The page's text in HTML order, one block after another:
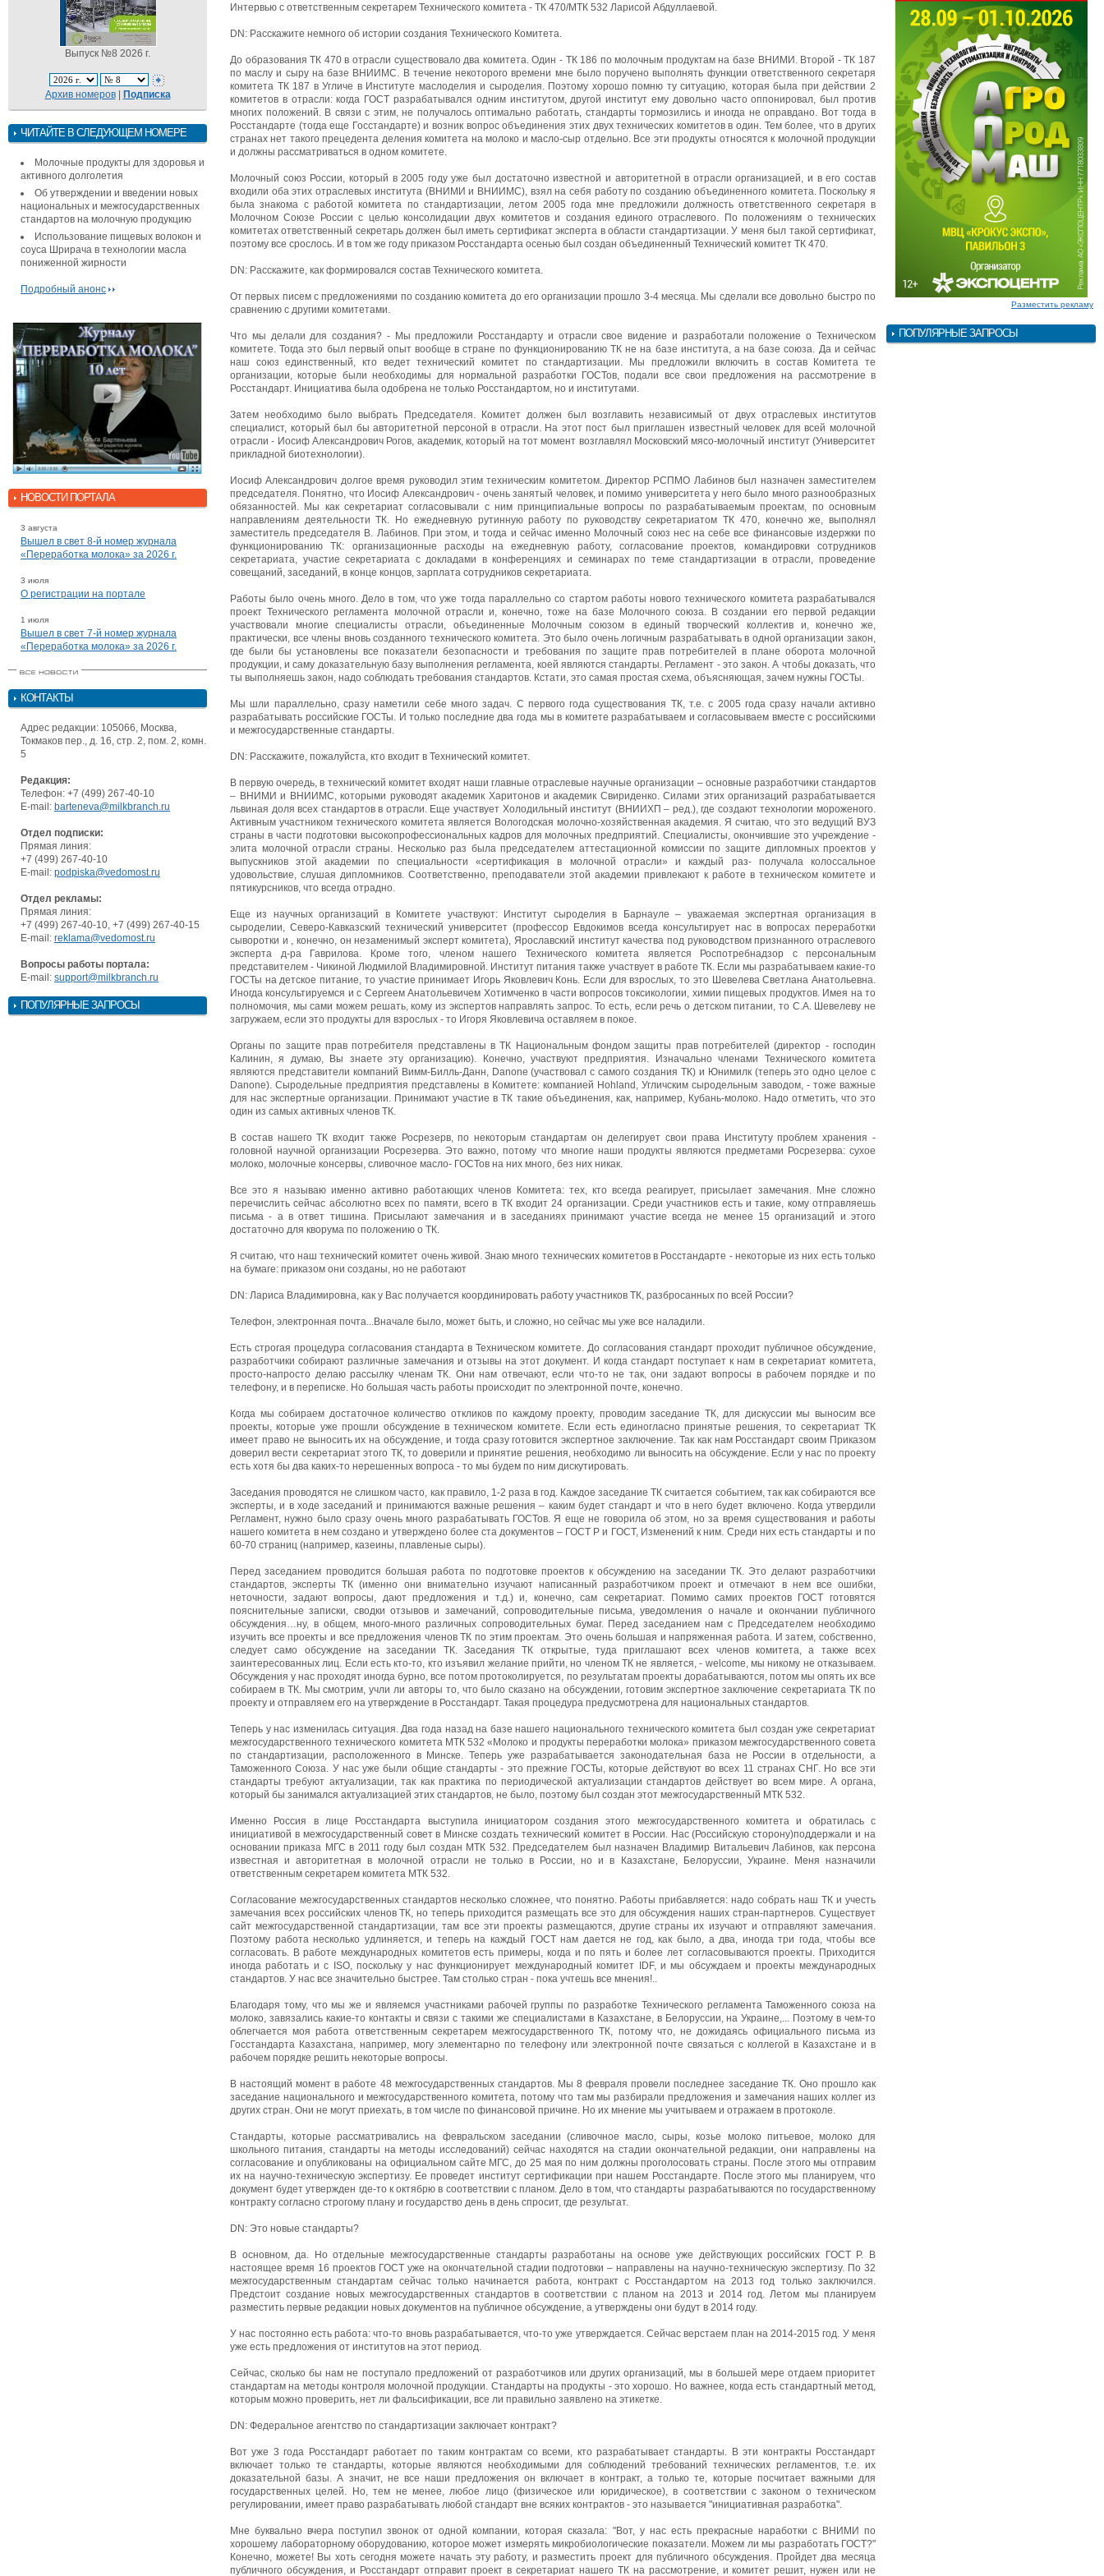
Выпуск №8 2026 г.
Архив номеров| Подписка
ЧИТАЙТЕ В СЛЕДУЮЩЕМ НОМЕРЕ
Молочные продукты для здоровья и
активного долголетия
Об утверждении и введении новых
национальных и межгосударственных
стандартов на молочную продукцию
Использование пищевых волокон и
соуса Шрирача в технологии масла
пониженной жирности
Подробный анонс
НОВОСТИ ПОРТАЛА
3 августа
Вышел в свет 8-й номер журнала
«Переработка молока» за 2026 г.
3 июля
О регистрации на портале
1 июля
Вышел в свет 7-й номер журнала
«Переработка молока» за 2026 г.
КОНТАКТЫ
Адрес редакции: 105066, Москва,
Токмаков пер., д. 16, стр. 2, пом. 2, комн.
5
Редакция:
Телефон: +7 (499) 267-40-10
E-mail: barteneva@milkbranch.ru
Отдел подписки:
Прямая линия:
+7 (499) 267-40-10
E-mail: podpiska@vedomost.ru
Отдел рекламы:
Прямая линия:
+7 (499) 267-40-10, +7 (499) 267-40-15
E-mail: reklama@vedomost.ru
Вопросы работы портала:
E-mail: support@milkbranch.ru
ПОПУЛЯРНЫЕ ЗАПРОСЫ
Интервью с ответственным секретарем Технического комитета - ТК 470/МТК 532 Ларисой Абдуллаевой.
DN: Расскажите немного об истории создания Технического Комитета.
До образования ТК 470 в отрасли существовало два комитета. Один - ТК 186 по молочным продуктам на базе ВНИМИ. Второй - ТК 187
по маслу и сыру на базе ВНИИМС. В течение некоторого времени мне было поручено выполнять функции ответственного секретаря
комитета ТК 187 в Угличе в Институте маслоделия и сыроделия. Поэтому хорошо помню ту ситуацию, которая была при действии 2
комитетов в отрасли: когда ГОСТ разрабатывался одним институтом, другой институт ему довольно часто оппонировал, был против
многих положений. В связи с этим, не получалось оптимально работать, стандарты тормозились и иногда не оправдано. Вот тогда в
Росстандарте (тогда еще Госстандарте) и возник вопрос объединения этих двух технических комитетов в один. Тем более, что в других
странах нет такого прецедента деления комитета на молоко и масло-сыр отдельно. Все эти продукты относятся к молочной продукции
и должны рассматриваться в одном комитете.
Молочный союз России, который в 2005 году уже был достаточно известной и авторитетной в отрасли организацией, и в его состав
входили оба этих отраслевых института (ВНИМИ и ВНИИМС), взял на себя работу по созданию объединенного комитета. Поскольку я
была знакома с работой комитета по стандартизации, летом 2005 года мне предложили должность ответственного секретаря в
Молочном Союзе России с целью консолидации двух комитетов и создания единого отраслевого. По положениям о технических
комитетах ответственный секретарь должен был иметь сертификат эксперта в области стандартизации. У меня был такой сертификат,
поэтому все срослось. И в том же году приказом Росстандарта осенью был создан объединенный Технический комитет ТК 470.
DN: Расскажите, как формировался состав Технического комитета.
От первых писем с предложениями по созданию комитета до его организации прошло 3-4 месяца. Мы сделали все довольно быстро по
сравнению с другими комитетами.
Что мы делали для создания? - Мы предложили Росстандарту и отрасли свое видение и разработали положение о Техническом
комитете. Тогда это был первый опыт вообще в стране по функционированию ТК не на базе института, а на базе союза. Да и сейчас
наш союз единственный, кто ведет технический комитет по стандартизации. Мы предложили включить в состав Комитета те
организации, которые были необходимы для нормальной разработки ГОСТов, подали все свои предложения на рассмотрение в
Росстандарт. Инициатива была одобрена не только Росстандартом, но и институтами.
Затем необходимо было выбрать Председателя. Комитет должен был возглавить независимый от двух отраслевых институтов
специалист, который был бы авторитетной персоной в отрасли. На этот пост был приглашен известный человек для всей молочной
отрасли - Иосиф Александрович Рогов, академик, который на тот момент возглавлял Московский мясо-молочный институт (Университет
прикладной биотехнологии).
Иосиф Александрович долгое время руководил этим техническим комитетом. Директор РСПМО Лабинов был назначен заместителем
председателя. Понятно, что Иосиф Александрович - очень занятый человек, и помимо университета у него было много разнообразных
обязанностей. Мы как секретариат согласовывали с ним принципиальные вопросы по разрабатываемым проектам, по основным
направлениям деятельности ТК. Но ежедневную рутинную работу по руководству секретариатом ТК 470, конечно же, выполнял
заместитель председателя В. Лабинов. При этом, и тогда и сейчас именно Молочный союз нес на себе все финансовые издержки по
функционированию ТК: организационные расходы на ежедневную работу, согласование проектов, командировки сотрудников
секретариата, участие секретариата с докладами в конференциях и семинарах по теме стандартизации в отрасли, проведение
совещаний, заседаний, в конце концов, зарплата сотрудников секретариата.
Работы было очень много. Дело в том, что уже тогда параллельно со стартом работы нового технического комитета разрабатывался
проект Технического регламента молочной отрасли и, конечно, тоже на базе Молочного союза. В создании его первой редакции
участвовали многие специалисты отрасли, объединенные Молочным союзом в единый творческий коллектив и, конечно же,
практически, все члены вновь созданного технического комитета. Это было очень логичным разрабатывать в одной организации закон,
где были бы установлены все показатели безопасности и требования по защите прав потребителей в плане оборота молочной
продукции, и саму доказательную базу выполнения регламента, коей являются стандарты. Регламент - это закон. А чтобы доказать, что
ты выполняешь закон, надо соблюдать требования стандартов. Кстати, это самая простая схема, объясняющая, зачем нужны ГОСТы.
Мы шли параллельно, сразу наметили себе много задач. С первого года существования ТК, т.е. с 2005 года сразу начали активно
разрабатывать российские ГОСТы. И только последние два года мы в комитете разрабатываем и согласовываем вместе с российскими
и межгосударственные стандарты.
DN: Расскажите, пожалуйста, кто входит в Технический комитет.
В первую очередь, в технический комитет входят наши главные отраслевые научные организации – основные разработчики стандартов
– ВНИМИ и ВНИИМС, которыми руководят академик Харитонов и академик Свириденко. Силами этих организаций разрабатывается
львиная доля всех стандартов в отрасли. Еще участвует Холодильный институт (ВНИИХП – ред.), где создают технологии мороженого.
Активным участником технического комитета является Вологодская молочно-хозяйственная академия. Я считаю, что это ведущий ВУЗ
страны в части подготовки высокопрофессиональных кадров для молочных предприятий. Специалисты, окончившие это учреждение -
элита молочной отрасли страны. Несколько раз была председателем аттестационной комиссии по защите дипломных проектов у
выпускников этой академии по специальности «сертификация в молочной отрасли» и каждый раз- получала колоссальное
удовольствие, слушая дипломников. Соответственно, преподаватели этой академии привлекают к работе в техническом комитете и
пятикурсников, что всегда отрадно.
Еще из научных организаций в Комитете участвуют: Институт сыроделия в Барнауле – уважаемая экспертная организация в
сыроделии, Северо-Кавказский технический университет (профессор Евдокимов всегда консультирует нас в вопросах переработки
сыворотки и , конечно, он незаменимый эксперт комитета), Ярославский институт качества под руководством признанного отраслевого
эксперта д-ра Гаврилова. Кроме того, членом нашего Технического комитета является Роспотребнадзор с персональным
представителем - Чикиной Людмилой Владимировной. Институт питания также участвует в работе ТК. Если мы разрабатываем какие-то
ГОСТы на детское питание, то участие принимает Игорь Яковлевич Конь. Если для взрослых, то это Шевелева Светлана Анатольевна.
Иногда консультируемся и с Сергеем Анатольевичем Хотимченко в части вопросов токсикологии, химии пищевых продуктов. Имея на то
полномочия, мы сами можем решать, кому из экспертов направлять запрос. То есть, если речь о детском питании, то С.А. Шевелеву не
загружаем, если это продукты для взрослых - то Игоря Яковлевича оставляем в покое.
Органы по защите прав потребителя представлены в ТК Национальным фондом защиты прав потребителей (директор - господин
Калинин, я думаю, Вы знаете эту организацию). Конечно, участвуют предприятия. Изначально членами Технического комитета
являются представители компаний Вимм-Билль-Данн, Danone (участвовал с самого создания ТК) и Юнимилк (теперь это одно целое с
Danone). Сыродельные предприятия представлены в Комитете: компанией Hohland, Угличским сыродельным заводом, - тоже важные
для нас экспертные организации. Принимают участие в ТК такие объединения, как, например, Кубань-молоко. Надо отметить, что это
один из самых активных членов ТК.
В состав нашего ТК входит также Росрезерв, по некоторым стандартам он делегирует свои права Институту проблем хранения -
головной научной организации Росрезерва. Это важно, потому что многие наши продукты являются предметами Росрезерва: сухое
молоко, молочные консервы, сливочное масло- ГОСТов на них много, без них никак.
Все это я называю именно активно работающих членов Комитета: тех, кто всегда реагирует, присылает замечания. Мне сложно
перечислить сейчас абсолютно всех по памяти, всего в ТК входит 24 организации. Среди участников есть и такие, кому отправляешь
письма - а в ответ тишина. Присылают замечания и в заседаниях принимают участие всегда не менее 15 организаций и этого
достаточно для кворума по положению о ТК.
Я считаю, что наш технический комитет очень живой. Знаю много технических комитетов в Росстандарте - некоторые из них есть только
на бумаге: приказом они созданы, но не работают
DN: Лариса Владимировна, как у Вас получается координировать работу участников ТК, разбросанных по всей России?
Телефон, электронная почта...Вначале было, может быть, и сложно, но сейчас мы уже все наладили.
Есть строгая процедура согласования стандарта в Техническом комитете. До согласования стандарт проходит публичное обсуждение,
разработчики собирают различные замечания и отзывы на этот документ. И когда стандарт поступает к нам в секретариат комитета,
просто-напросто делаю рассылку членам ТК. Они нам отвечают, если что-то не так, они задают вопросы в рабочем порядке и по
телефону, и в переписке. Но большая часть работы происходит по электронной почте, конечно.
Когда мы собираем достаточное количество откликов по каждому проекту, проводим заседание ТК, для дискуссии мы выносим все
проекты, которые уже прошли обсуждение в техническом комитете. Если есть единогласно принятые решения, то секретариат ТК
имеет право не выносить их на обсуждение, и тогда сразу готовится экспертное заключение. Так как нам Росстандарт своим Приказом
доверил вести секретариат этого ТК, то доверили и принятие решения, необходимо ли выносить на обсуждение. Если у нас по проекту
есть хотя бы два каких-то нерешенных вопроса - то мы будем по ним дискутировать.
Заседания проводятся не слишком часто, как правило, 1-2 раза в год. Каждое заседание ТК считается событием, так как собираются все
эксперты, и в ходе заседаний и принимаются важные решения – каким будет стандарт и что в него будет включено. Когда утвердили
Регламент, нужно было сразу очень много разрабатывать ГОСТов. Я еще не говорила об этом, но за время существования и работы
нашего комитета в нем создано и утверждено более ста документов – ГОСТ Р и ГОСТ, Изменений к ним. Среди них есть стандарты и по
60-70 страниц (например, казеины, плавленые сыры).
Перед заседанием проводится большая работа по подготовке проектов к обсуждению на заседании ТК. Это делают разработчики
стандартов, эксперты ТК (именно они внимательно изучают написанный разработчиком проект и отмечают в нем все ошибки,
неточности, задают вопросы, дают предложения и т.д.) и, конечно, сам секретариат. Помимо самих проектов ГОСТ готовятся
пояснительные записки, сводки отзывов и замечаний, сопроводительные письма, уведомления о начале и окончании публичного
обсуждения…ну, в общем, много-много различных сопроводительных бумаг. Перед заседанием нам с Председателем необходимо
изучить все проекты и все предложения членов ТК по этим проектам. Это очень большая и напряженная работа. И затем, собственно,
следует само обсуждение на заседании ТК. Заседания ТК открытые, туда приглашают всех членов комитета, а также всех
заинтересованных лиц. Если есть кто-то, кто изъявил желание прийти, но членом ТК не является, - welcome, мы никому не отказываем.
Обсуждения у нас проходят иногда бурно, все потом протоколируется, по результатам проекты дорабатываются, потом мы опять их все
собираем в ТК. Мы смотрим, учли ли авторы то, что было сказано на обсуждении, готовим экспертное заключение секретариата ТК по
проекту и отправляем его на утверждение в Росстандарт. Такая процедура предусмотрена для национальных стандартов.
Теперь у нас изменилась ситуация. Два года назад на базе нашего национального технического комитета был создан уже секретариат
межгосударственного технического комитета МТК 532 «Молоко и продукты переработки молока» приказом межгосударственного совета
по стандартизации, расположенного в Минске. Теперь уже разрабатывается законодательная база не России в отдельности, а
Таможенного Союза. У нас уже были общие стандарты - это прежние ГОСТы, которые действуют во всех 11 странах СНГ. Но все эти
стандарты требуют актуализации, так как практика по периодической актуализации стандартов действует во всем мире. А органа,
который бы занимался актуализацией этих стандартов, не было, поэтому был создан этот межгосударственный МТК 532.
Именно Россия в лице Росстандарта выступила инициатором создания этого межгосударственного комитета и обратилась с
инициативой в межгосударственный совет в Минске создать технический комитет в России. Нас (Российскую сторону)поддержали и на
основании приказа МГС в 2011 году был создан МТК 532. Председателем был назначен Владимир Витальевич Лабинов, как персона
известная и авторитетная в молочной отрасли не только в России, но и в Казахстане, Белоруссии, Украине. Меня назначили
ответственным секретарем комитета МТК 532.
Согласование межгосударственных стандартов несколько сложнее, что понятно. Работы прибавляется: надо собрать наш ТК и учесть
замечания всех российских членов ТК, но теперь приходится размещать все это для обсуждения наших стран-партнеров. Существует
сайт межгосударственной стандартизации, там все эти проекты размещаются, другие страны их изучают и отправляют замечания.
Поэтому работа несколько удлиняется, и теперь на каждый ГОСТ нам дается не год, как было, а два, иногда три года, чтобы все
согласовать. В работе международных комитетов есть примеры, когда и по пять и более лет согласовываются проекты. Приходится
иногда работать и с ISO, поскольку у нас функционирует международный комитет IDF, и мы обсуждаем и проекты международных
стандартов. У нас все значительно быстрее. Там столько стран - пока учтешь все мнения!..
Благодаря тому, что мы же и являемся участниками рабочей группы по разработке Технического регламента Таможенного союза на
молоко, завязались какие-то контакты и связи с такими же специалистами в Казахстане, в Белоруссии, на Украине,... Поэтому в чем-то
облегчается моя работа ответственным секретарем межгосударственного ТК, потому что, не дожидаясь официального письма из
Госстандарта Казахстана, например, могу элементарно по телефону или электронной почте связаться с коллегой в Казахстане и в
рабочем порядке решить некоторые вопросы.
В настоящий момент в работе 48 межгосударственных стандартов. Мы 8 февраля провели последнее заседание ТК. Оно прошло как
заседание национального и межгосударственного комитета, потому что там мы разбирали предложения и замечания наших коллег из
других стран. Они не могут приехать, в том числе по финансовой причине. Но их мнение мы учитываем и отражаем в протоколе.
Стандарты, которые рассматривались на февральском заседании (сливочное масло, сыры, козье молоко питьевое, молоко для
школьного питания, стандарты на методы исследований) сейчас находятся на стадии окончательной редакции, они направлены на
согласование и опубликованы на официальном сайте МГС, до 25 мая по ним должны проголосовать страны. После этого мы отправим
их на научно-техническую экспертизу. Ее проведет институт сертификации при нашем Росстандарте. После этого мы планируем, что
документ будет утвержден где-то к октябрю в соответствии с планом. Дело в том, что стандарты разрабатываются по государственному
контракту согласно строгому плану и государство день в день спросит, где результат.
DN: Это новые стандарты?
В основном, да. Но отдельные межгосударственные стандарты разработаны на основе уже действующих российских ГОСТ Р. В
настоящее время 16 проектов ГОСТ уже на окончательной стадии подготовки – направлены на научно-техническую экспертизу. По 32
межгосударственным стандартам сейчас только начинается работа, контракт с Росстандартом на 2013 год только заключился.
Предстоит создание новых межгосударственных стандартов в соответствии с планом на 2013 и 2014 год. Летом мы планируем
разместить первые редакции новых документов на публичное обсуждение, а утверждены они будут в 2014 году.
У нас постоянно есть работа: что-то вновь разрабатывается, что-то уже утверждается. Сейчас верстаем план на 2014-2015 год. У меня
уже есть предложения от институтов на этот период.
Сейчас, сколько бы нам не поступало предложений от разработчиков или других организаций, мы в большей мере отдаем приоритет
стандартам на методы контроля молочной продукции. Стандарты на продукты - это хорошо. Но важнее, когда есть стандартный метод,
которым можно проверить, нет ли фальсификации, все ли правильно заявлено на этикетке.
DN: Федеральное агентство по стандартизации заключает контракт?
Вот уже 3 года Росстандарт работает по таким контрактам со всеми, кто разрабатывает стандарты. В эти контракты Росстандарт
включает только те стандарты, которые являются необходимыми для соблюдений требований технических регламентов, т.е. их
доказательной базы. А значит, не все наши предложения он включает в контракт, а только те, которые посчитает важными для
государственных целей. Но, тем не менее, любое лицо (физическое или юридическое), в соответствии с законом о техническом
регулировании, имеет право разрабатывать любой стандарт вне всяких контрактов - это называется "инициативная разработка".
Мне буквально вчера поступил звонок от одной компании, которая сказала: "Вот, у нас есть прекрасные наработки с ВНИМИ по
хорошему лабораторному оборудованию, которое может измерять микробиологические показатели. Можем ли мы разработать ГОСТ?"
Конечно, можете! Вы хоть сегодня можете начать эту работу, и разместить проект для публичного обсуждения. Пройдет два месяца
публичного обсуждения, и Росстандарт отправит проект в секретариат нашего ТК на рассмотрение, и комитет решит, нужен или не
Разместить рекламу
ПОПУЛЯРНЫЕ ЗАПРОСЫ